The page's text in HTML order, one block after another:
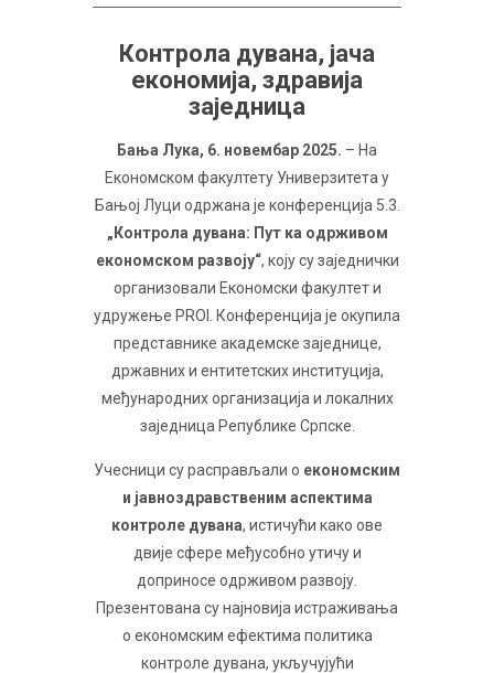
Контрола дувана, јача
економија, здравија
заједница
Бања Лука, 6. новембар 2025. – На
Економском факултету Универзитета у
Бањој Луци одржана је конференција 5.3.
„Контрола дувана: Пут ка одрживом
економском развоју“, коју су заједнички
организовали Економски факултет и
удружење PROI. Конференција је окупила
представнике академске заједнице,
државних и ентитетских институција,
међународних организација и локалних
заједница Републике Српске.
Учесници су расправљали о економским
и јавноздравственим аспектима
контроле дувана, истичући како ове
двије сфере међусобно утичу и
доприносе одрживом развоју.
Презентована су најновија истраживања
о економским ефектима политика
контроле дувана, укључујући